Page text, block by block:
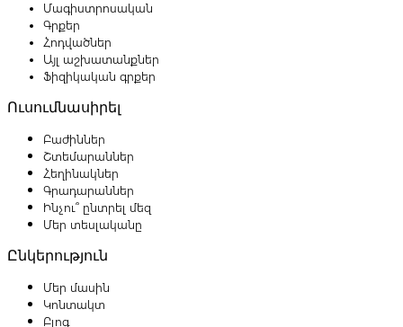
Մագիստրոսական
Գրքեր
Հոդվածներ
Այլ աշխատանքներ
Ֆիզիկական գրքեր
Ուսումնասիրել
Բաժիններ
Շտեմարաններ
Հեղինակներ
Գրադարաններ
Ինչու՞ ընտրել մեզ
Մեր տեսլականը
Ընկերություն
Մեր մասին
Կոնտակտ
Բլոգ